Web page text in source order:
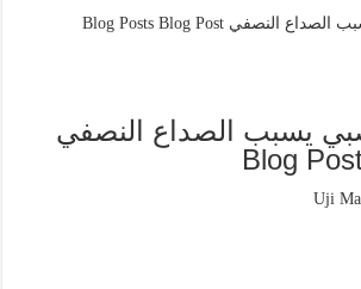
يسبب الصداع النصفي
Blog